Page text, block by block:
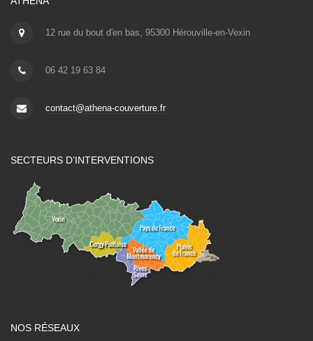
12 rue du bout d'en bas, 95300 Hérouville-en-Vexin
06 42 19 63 84
contact@athena-couverture.fr
SECTEURS D’INTERVENTIONS
NOS RÉSEAUX